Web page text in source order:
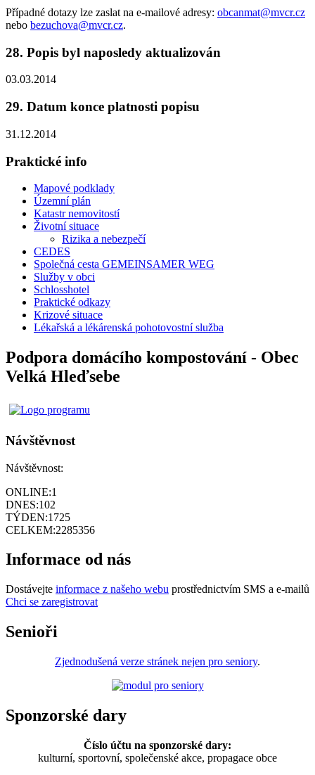
Případné dotazy lze zaslat na e-mailové adresy: obcanmat@mvcr.cz
nebo bezuchova@mvcr.cz.
28. Popis byl naposledy aktualizován
03.03.2014
29. Datum konce platnosti popisu
31.12.2014
Praktické info
Mapové podklady
Územní plán
Katastr nemovitostí
Životní situace
Rizika a nebezpečí
CEDES
Společná cesta GEMEINSAMER WEG
Služby v obci
Schlosshotel
Praktické odkazy
Krizové situace
Lékařská a lékárenská pohotovostní služba
Podpora domácího kompostování - Obec
Velká Hleďsebe
Návštěvnost
Návštěvnost:
ONLINE:1
DNES:102
TÝDEN:1725
CELKEM:2285356
Informace od nás
Dostávejte informace z našeho webu prostřednictvím SMS a e-mailů
Chci se zaregistrovat
Senioři
Zjednodušená verze stránek nejen pro seniory.
Sponzorské dary
Číslo účtu na sponzorské dary:
kulturní, sportovní, společenské akce, propagace obce